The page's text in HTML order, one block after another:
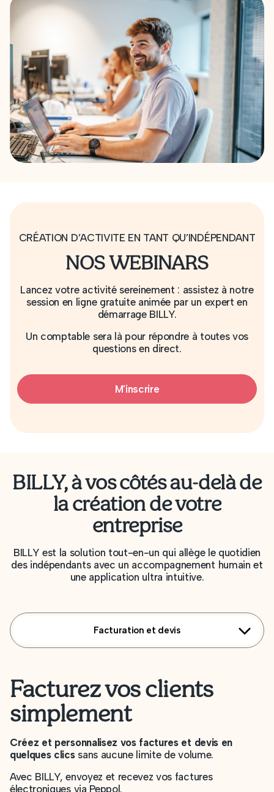
CRÉATION D’ACTIVITE EN TANT QU’INDÉPENDANT
NOS WEBINARS
Lancez votre activité sereinement : assistez à notre
session en ligne gratuite animée par un expert en
démarrage BILLY.
Un comptable sera là pour répondre à toutes vos
questions en direct.
M'inscrire
BILLY, à vos côtés au-delà de
la création de votre
entreprise
BILLY est la solution tout-en-un qui allège le quotidien
des indépendants avec un accompagnement humain et
une application ultra intuitive.
Facturation et devis
Facturez vos clients
simplement
Créez et personnalisez vos factures et devis en
quelques clicssans aucune limite de volume.
Avec BILLY, envoyez et recevez vos factures
électroniques via Peppol.